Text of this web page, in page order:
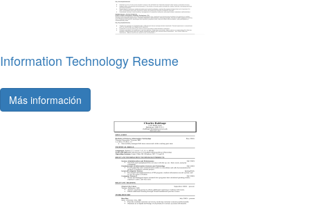
Information Technology Resume
Más información